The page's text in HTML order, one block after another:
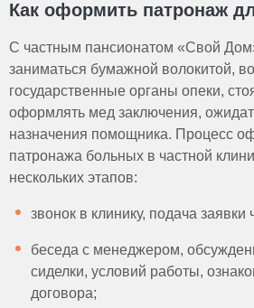
Как оформить патронаж
С частным пансионатом «Свой
заниматься бумажной волокитой,
государственные органы опеки,
оформлять мед заключения,
назначения помощника. Процесс
патронажа больных в частной
нескольких этапов:
звонок в клинику, подача заявки
беседа с менеджером,
сиделки, условий работы,
договора;